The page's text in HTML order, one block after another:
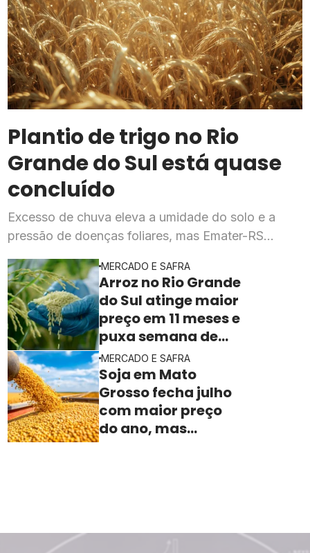
Plantio de trigo no Rio
Grande do Sul está quase
concluído
Excesso de chuva eleva a umidade do solo e a
pressão de doenças foliares, mas Emater-RS
previsto para a safra 2026
MERCADO E SAFRA
Arroz no Rio Grande
do Sul atinge maior
preço em 11 meses e
puxa semana de
valorização no
campo
MERCADO E SAFRA
Soja em Mato
Grosso fecha julho
com maior preço
do ano, mas